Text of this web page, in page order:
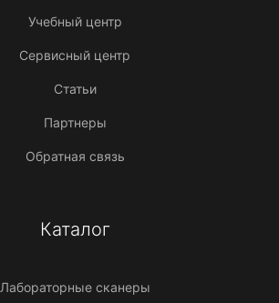
Учебный центр
Сервисный центр
Статьи
Партнеры
Обратная связь
Каталог
Лабораторные сканеры